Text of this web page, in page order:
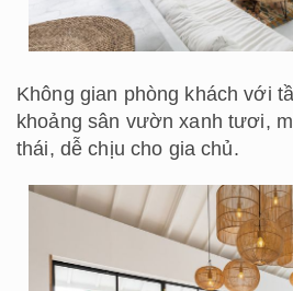
Không gian phòng khách với
khoảng sân vườn xanh tươi,
thái, dễ chịu cho gia chủ.